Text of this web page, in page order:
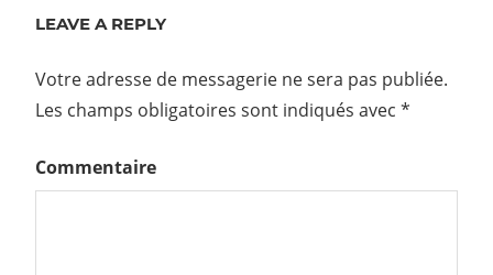
LEAVE A REPLY
Votre adresse de messagerie ne sera pas publiée.
Les champs obligatoires sont indiqués avec *
Commentaire